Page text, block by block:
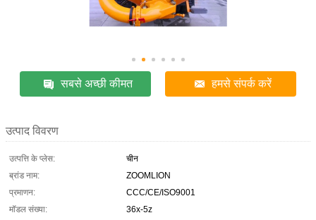
सबसे अच्छी कीमत हमसे संपर्क करें
उत्पाद विवरण
उत्पत्ति के प्लेस:
चीन
ब्रांड नाम:
ZOOMLION
प्रमाणन:
CCC/CE/ISO9001
मॉडल संख्या:
36x-5z